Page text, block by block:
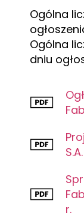
Ogólna
Ogólna
dniu
r.